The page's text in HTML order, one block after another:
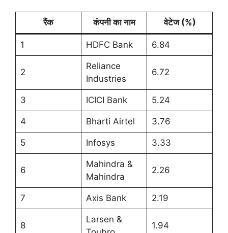
रैंक कंपनी का नाम वेटेज (%)
1 HDFC Bank 6.84
2
Reliance
Industries
6.72
3 ICICI Bank 5.24
4 Bharti Airtel 3.76
5 Infosys 3.33
6
Mahindra &
Mahindra
2.26
7 Axis Bank 2.19
8
Larsen &
1.94